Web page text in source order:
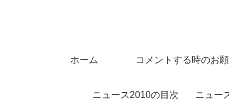
ホーム コメントする時のお
ニュース2010の目次 ニュー